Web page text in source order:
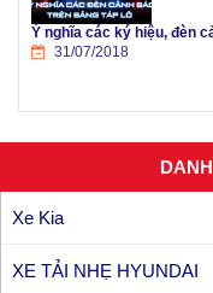
Ý nghĩa các ký hiệu, đèn
31/07/2018
Xe Kia
XE TẢI NHẸ HYUNDAI